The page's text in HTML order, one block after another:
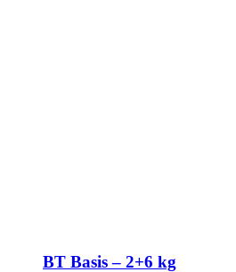
BT Basis – 2+6 kg